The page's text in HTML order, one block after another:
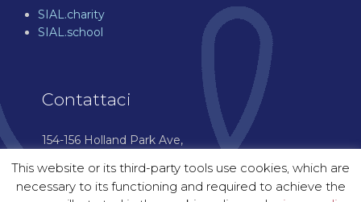
SIAL.charity
SIAL.school
Contattaci
154-156 Holland Park Ave,
07544 976 601
enquiries@sial.courses
This website or its third-party tools use cookies, which are
necessary to its functioning and required to achieve the